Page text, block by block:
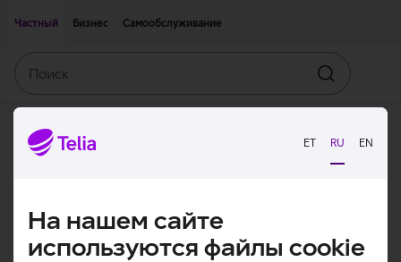
ET RU EN
На нашем сайте
используются файлы cookie
Частный
Бизнес Самообслуживание
Искать